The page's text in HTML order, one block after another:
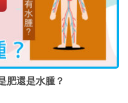
肥還是水腫？